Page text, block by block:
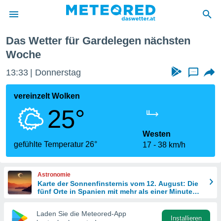
dass
von
diese
die
Das Wetter für Gardelegen nächsten
Woche
13:33 Donnerstag ...
vereinzelt Wolken
25°
gefühlte Temperatur 26°
Westen
17
38 km/h
Astronomie
Karte der Sonnenfinsternis vom 12. August: Die
fünf Orte in Spanien mit mehr als einer Minute
Laden Sie die Meteored-App
Installieren